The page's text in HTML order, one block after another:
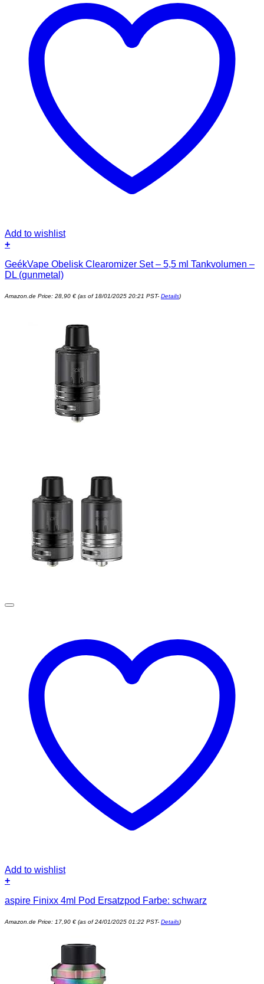
Add to wishlist
+
GeékVape Obelisk Clearomizer Set – 5,5 ml Tankvolumen –
DL (gunmetal)
Amazon.de Price: 28,90 € (as of 18/01/2025 20:21 PST- Details)
Add to wishlist
+
aspire Finixx 4ml Pod Ersatzpod Farbe: schwarz
Amazon.de Price: 17,90 € (as of 24/01/2025 01:22 PST- Details)